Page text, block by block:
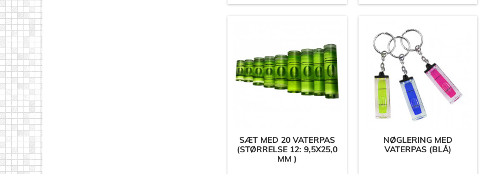
SÆT MED 20 VATERPAS
(STØRRELSE 12: 9,5X25,0
MM )
NØGLERING MED
VATERPAS (BLÅ)